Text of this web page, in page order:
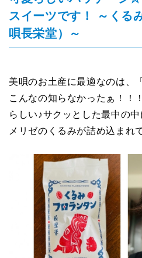
スイーツです！ ～くる
唄長栄堂）～
美唄のお土産に最適なのは、
こんなの知らなかったぁ！！
らしい♪サクッとした最中の
メリゼのくるみが詰め込まれ